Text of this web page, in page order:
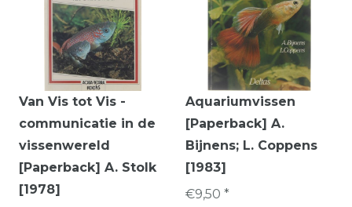
Van Vis tot Vis -
communicatie in de
vissenwereld
[Paperback] A. Stolk
[1978]
Aquariumvissen
[Paperback] A.
Bijnens; L. Coppens
[1983]
€9,50 *